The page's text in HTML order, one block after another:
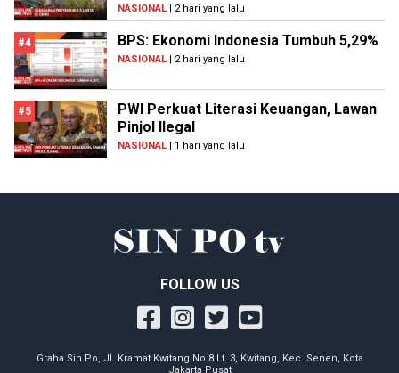
NASIONAL | 2 hari yang lalu
#4 BPS: Ekonomi Indonesia Tumbuh 5,29%
NASIONAL | 2 hari yang lalu
#5
PWI Perkuat Literasi Keuangan, Lawan
Pinjol Ilegal
NASIONAL | 1 hari yang lalu
FOLLOW US
Graha Sin Po, Jl. Kramat Kwitang No.8 Lt. 3, Kwitang, Kec. Senen, Kota
Jakarta Pusat